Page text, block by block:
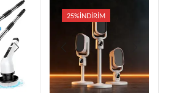
25%İNDIRIM